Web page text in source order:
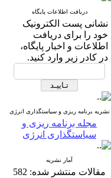
دریافت اطلاعات پایگاه
نشانی پست الکترونیک
خود را برای دریافت
اطلاعات و اخبار پایگاه،
در کادر زیر وارد کنید.
نشریه برنامه ریزی و سیاستگذاری انرژی
مجله برنامه ریزی و
سیاستگذاری انرژی
آمار نشریه
مقالات منتشر شده: 582